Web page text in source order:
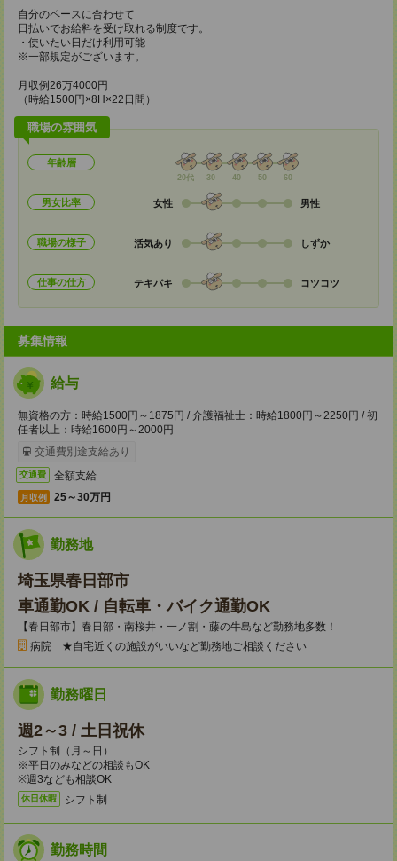
自分のペースに合わせて
日払いでお給料を受け取れる制度です。
・使いたい日だけ利用可能
※一部規定がございます。
月収例26万4000円
（時給1500円×8H×22日間）
職場の雰囲気
年齢層
20代 30 40 50 60
男女比率 女性 男性
職場の様子 活気あり しずか
仕事の仕方 テキパキ コツコツ
募集情報
給与
無資格の方：時給1500円～1875円 / 介護福祉士：時給1800円～2250円 / 初
任者以上：時給1600円～2000円
交通費別途支給あり
交通費 全額支給
月収例 25～30万円
勤務地
埼玉県春日部市
車通勤OK / 自転車・バイク通勤OK
【春日部市】春日部・南桜井・一ノ割・藤の牛島など勤務地多数！
病院 ★自宅近くの施設がいいなど勤務地ご相談ください
勤務曜日
週2～3 / 土日祝休
シフト制（月～日）
※平日のみなどの相談もOK
※週3なども相談OK
休日休暇 シフト制
勤務時間